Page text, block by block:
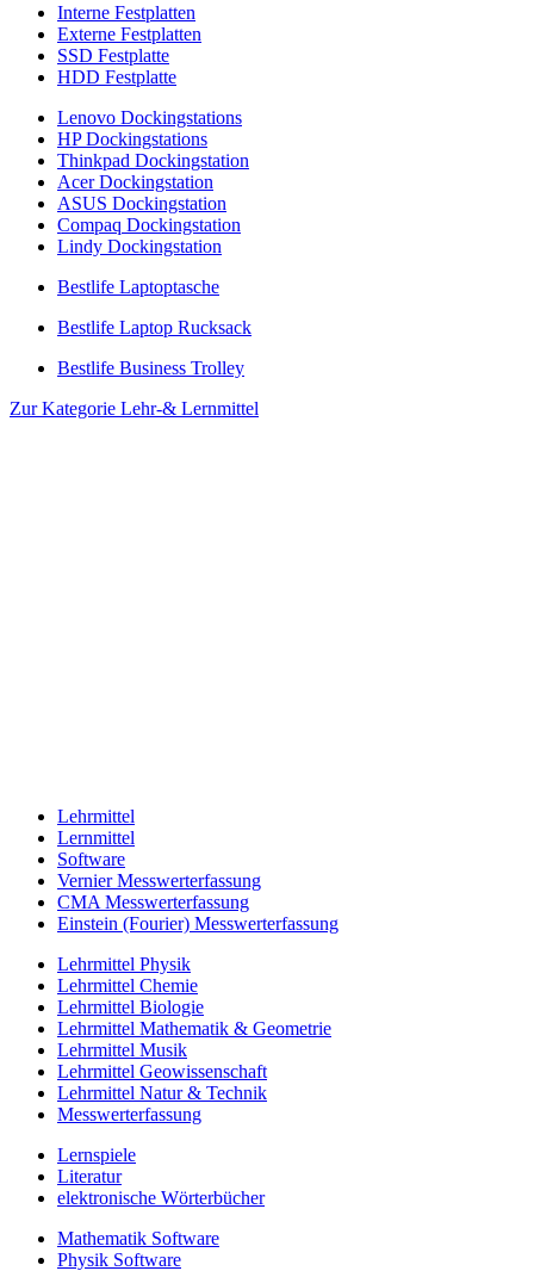
Interne Festplatten
Externe Festplatten
SSD Festplatte
HDD Festplatte
Lenovo Dockingstations
HP Dockingstations
Thinkpad Dockingstation
Acer Dockingstation
ASUS Dockingstation
Compaq Dockingstation
Lindy Dockingstation
Bestlife Laptoptasche
Bestlife Laptop Rucksack
Bestlife Business Trolley
Zur Kategorie Lehr-& Lernmittel
Lehrmittel
Lernmittel
Software
Vernier Messwerterfassung
CMA Messwerterfassung
Einstein (Fourier) Messwerterfassung
Lehrmittel Physik
Lehrmittel Chemie
Lehrmittel Biologie
Lehrmittel Mathematik & Geometrie
Lehrmittel Musik
Lehrmittel Geowissenschaft
Lehrmittel Natur & Technik
Messwerterfassung
Lernspiele
Literatur
elektronische Wörterbücher
Mathematik Software
Physik Software